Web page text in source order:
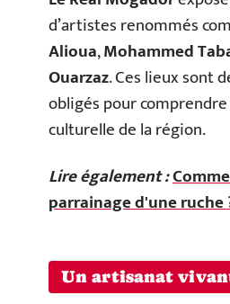
d’artistes renommés
Alioua,Mohammed
Ouarzaz. Ces lieux sont
obligés pour
culturelle de la région.
Lire également :
parrainage d'une ruche
Un artisanat